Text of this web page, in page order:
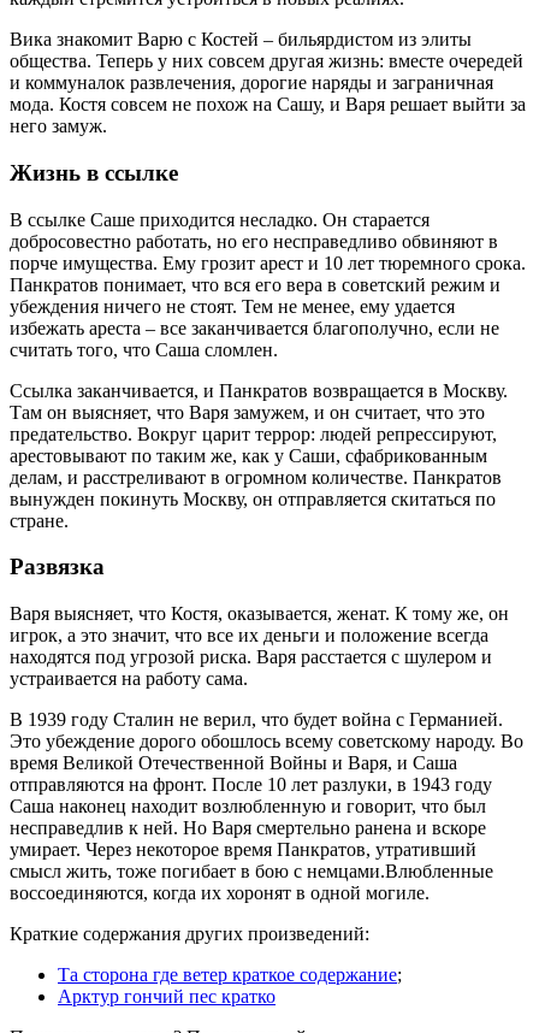
Вика знакомит Варю с Костей – бильярдистом из элиты
общества. Теперь у них совсем другая жизнь: вместе очередей
и коммуналок развлечения, дорогие наряды и заграничная
мода. Костя совсем не похож на Сашу, и Варя решает выйти за
него замуж.
Жизнь в ссылке
В ссылке Саше приходится несладко. Он старается
добросовестно работать, но его несправедливо обвиняют в
порче имущества. Ему грозит арест и 10 лет тюремного срока.
Панкратов понимает, что вся его вера в советский режим и
убеждения ничего не стоят. Тем не менее, ему удается
избежать ареста – все заканчивается благополучно, если не
считать того, что Саша сломлен.
Ссылка заканчивается, и Панкратов возвращается в Москву.
Там он выясняет, что Варя замужем, и он считает, что это
предательство. Вокруг царит террор: людей репрессируют,
арестовывают по таким же, как у Саши, сфабрикованным
делам, и расстреливают в огромном количестве. Панкратов
вынужден покинуть Москву, он отправляется скитаться по
стране.
Развязка
Варя выясняет, что Костя, оказывается, женат. К тому же, он
игрок, а это значит, что все их деньги и положение всегда
находятся под угрозой риска. Варя расстается с шулером и
устраивается на работу сама.
В 1939 году Сталин не верил, что будет война с Германией.
Это убеждение дорого обошлось всему советскому народу. Во
время Великой Отечественной Войны и Варя, и Саша
отправляются на фронт. После 10 лет разлуки, в 1943 году
Саша наконец находит возлюбленную и говорит, что был
несправедлив к ней. Но Варя смертельно ранена и вскоре
умирает. Через некоторое время Панкратов, утративший
смысл жить, тоже погибает в бою с немцами.Влюбленные
воссоединяются, когда их хоронят в одной могиле.
Краткие содержания других произведений:
Та сторона где ветер краткое содержание;
Арктур гончий пес кратко